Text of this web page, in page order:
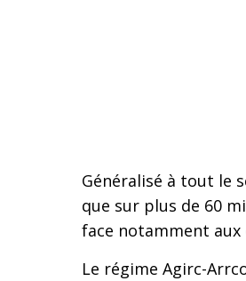
Généralisé à tout le
que sur plus de 60
face notamment
Le régime Agirc-